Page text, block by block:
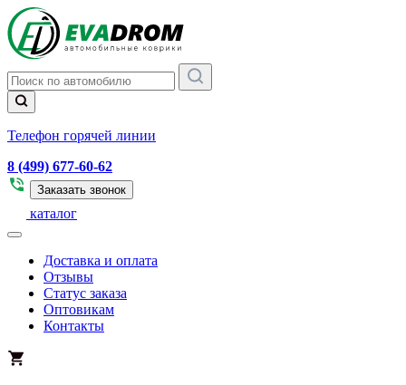
Телефон горячей линии
8 (499) 677-60-62
Заказать звонок
каталог
Доставка и оплата
Отзывы
Статус заказа
Оптовикам
Контакты